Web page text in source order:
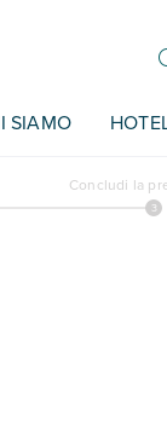
SIAMO
Concludi la